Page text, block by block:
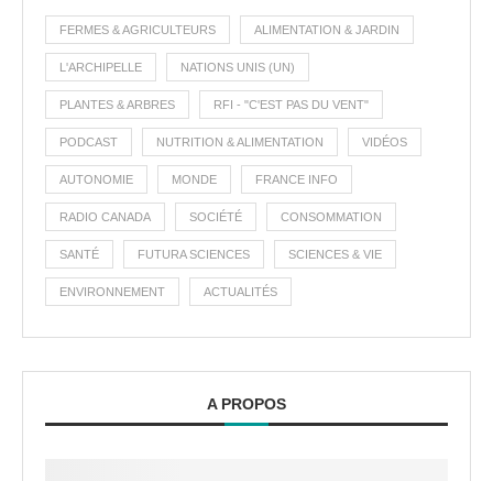
FERMES & AGRICULTEURS ALIMENTATION & JARDIN
L'ARCHIPELLE NATIONS UNIS (UN)
PLANTES & ARBRES RFI - "C'EST PAS DU VENT"
PODCAST NUTRITION & ALIMENTATION VIDÉOS
AUTONOMIE MONDE FRANCE INFO
RADIO CANADA SOCIÉTÉ CONSOMMATION
SANTÉ FUTURA SCIENCES SCIENCES & VIE
ENVIRONNEMENT ACTUALITÉS
A PROPOS